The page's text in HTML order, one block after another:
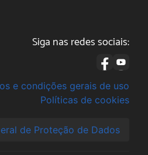
Siga nas redes sociais:
e condições gerais de uso
Políticas de cookies
de Proteção de Dados